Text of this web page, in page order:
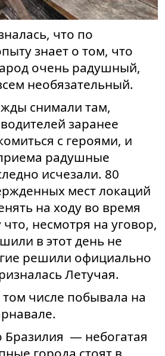
что по
знает о том, что
очень радушный,
необязательный.
снимали там,
заранее
с героями, и
радушные
исчезали. 80
мест локаций
на ходу во время
несмотря на уговор,
в этот день не
решили официально
Летучая.
числе побывала на
Бразилия — небогатая